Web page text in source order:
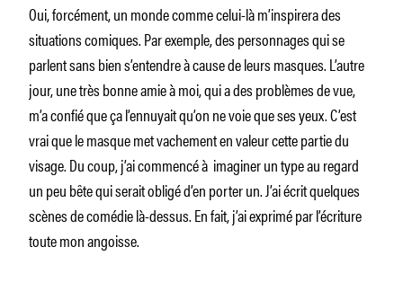
Oui, forcément, un monde comme celui-là m’inspirera des
situations comiques. Par exemple, des personnages qui se
parlent sans bien s’entendre à cause de leurs masques. L’autre
jour, une très bonne amie à moi, qui a des problèmes de vue,
m’a confié que ça l’ennuyait qu’on ne voie que ses yeux. C’est
vrai que le masque met vachement en valeur cette partie du
visage. Du coup, j’ai commencé à imaginer un type au regard
un peubêtequi serait obligé d’en porter un. J’ai écrit quelques
scènes de comédie là-dessus. En fait, j’ai exprimé par l’écriture
toute mon angoisse.